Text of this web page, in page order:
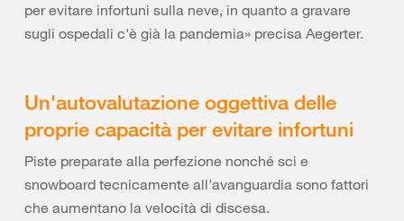
per evitare infortuni sulla neve, in quanto a gravare
sugli ospedali c'è già la pandemia» precisa Aegerter.
Un'autovalutazione oggettiva delle
proprie capacità per evitare infortuni
Piste preparate alla perfezione nonché sci e
snowboard tecnicamente all'avanguardia sono fattori
che aumentano la velocità di discesa.